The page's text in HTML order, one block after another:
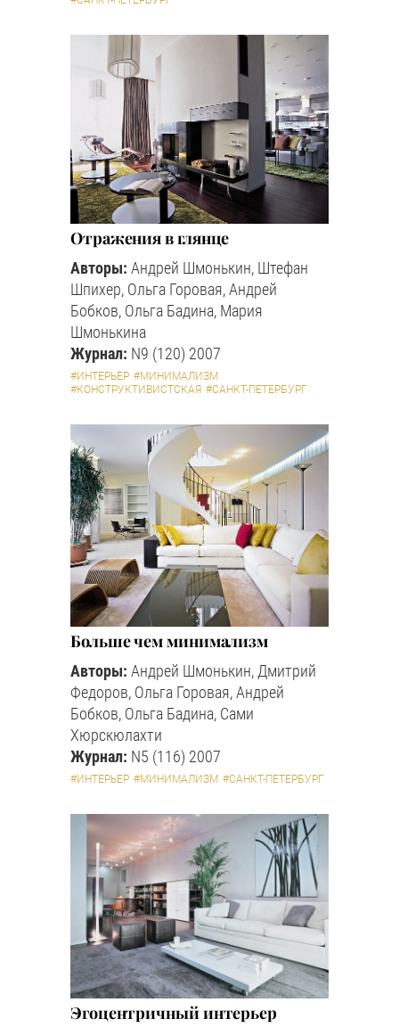
Отражения в глянце
Авторы: Андрей Шмонькин, Штефан
Шпихер, Ольга Горовая, Андрей
Бобков, Ольга Бадина, Мария
Шмонькина
Журнал: N9 (120) 2007
#ИНТЕРЬЕР #МИНИМАЛИЗМ
#КОНСТРУКТИВИСТСКАЯ #САНКТ-ПЕТЕРБУРГ
Больше чем минимализм
Авторы: Андрей Шмонькин, Дмитрий
Федоров, Ольга Горовая, Андрей
Бобков, Ольга Бадина, Сами
Хюрскюлахти
Журнал: N5 (116) 2007
#ИНТЕРЬЕР #МИНИМАЛИЗМ #САНКТ-ПЕТЕРБУРГ
Эгоцентричный интерьер